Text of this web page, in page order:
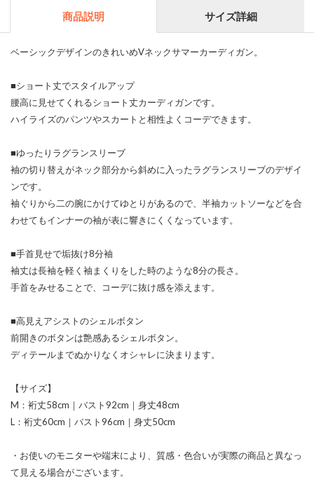
商品説明 サイズ詳細
ベーシックデザインのきれいめVネックサマーカーディガン。
■ショート丈でスタイルアップ
腰高に見せてくれるショート丈カーディガンです。
ハイライズのパンツやスカートと相性よくコーデできます。
■ゆったりラグランスリーブ
袖の切り替えがネック部分から斜めに入ったラグランスリーブのデザイ
ンです。
袖ぐりから二の腕にかけてゆとりがあるので、半袖カットソーなどを合
わせてもインナーの袖が表に響きにくくなっています。
■手首見せで垢抜け8分袖
袖丈は長袖を軽く袖まくりをした時のような8分の長さ。
手首をみせることで、コーデに抜け感を添えます。
■高見えアシストのシェルボタン
前開きのボタンは艶感あるシェルボタン。
ディテールまでぬかりなくオシャレに決まります。
【サイズ】
M：裄丈58cm｜バスト92cm｜身丈48cm
L：裄丈60cm｜バスト96cm｜身丈50cm
・お使いのモニターや端末により、質感・色合いが実際の商品と異なっ
て見える場合がございます。